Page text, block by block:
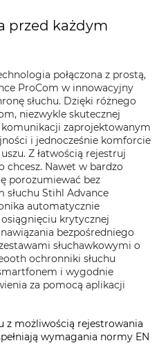
przed każdym
połączona z prostą,
ProCom w innowacyjny
słuchu. Dzięki różnego
niezwykle skutecznej
zaprojektowanym
i jednocześnie komforcie
Z łatwością rejestruj
chcesz. Nawet w bardzo
porozumiewać bez
słuchu Stihl Advance
automatycznie
krytycznej
bezpośredniego
słuchawkowymi o
ochronniki słuchu
i wygodnie
za pomocą aplikacji
z możliwością rejestrowania
wymagania normy EN